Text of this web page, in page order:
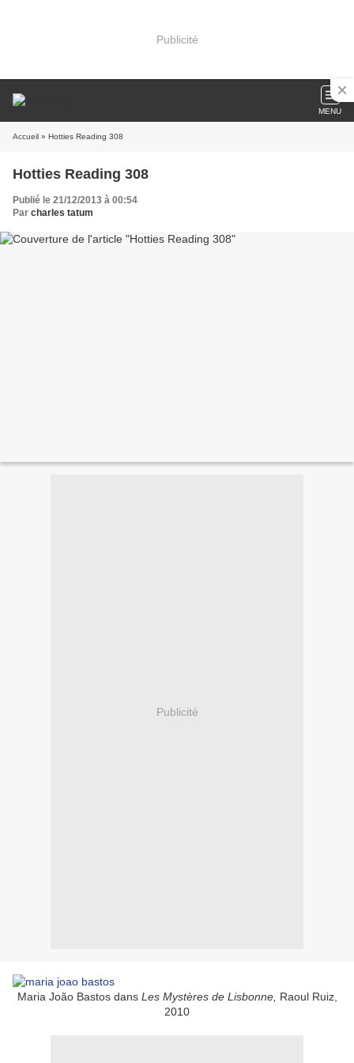
Publicité
MENU
Accueil » Hotties Reading 308
Hotties Reading 308
Publié le 21/12/2013 à 00:54
Par charles tatum
Publicité
Maria João Bastos dans Les Mystères de Lisbonne, Raoul Ruiz,
2010